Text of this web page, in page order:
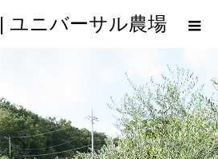
ユニバーサル農場